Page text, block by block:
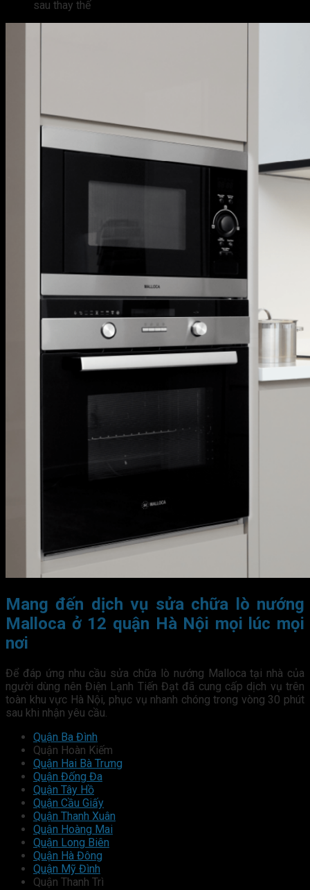
sau thay thế
Mang đến dịch vụ sửa chữa lò nướng
Malloca ở 12 quận Hà Nội mọi lúc mọi
nơi
Để đáp ứng nhu cầu sửa chữa lò nướng Malloca tại nhà của
người dùng nên Điện Lạnh Tiến Đạt đã cung cấp dịch vụ trên
toàn khu vực Hà Nội, phục vụ nhanh chóng trong vòng 30 phút
sau khi nhận yêu cầu.
Quận Ba Đình
Quận Hoàn Kiếm
Quận Hai Bà Trưng
Quận Đống Đa
Quận Tây Hồ
Quận Cầu Giấy
Quận Thanh Xuân
Quận Hoàng Mai
Quận Long Biên
Quận Hà Đông
Quận Mỹ Đình
Quận Thanh Trì